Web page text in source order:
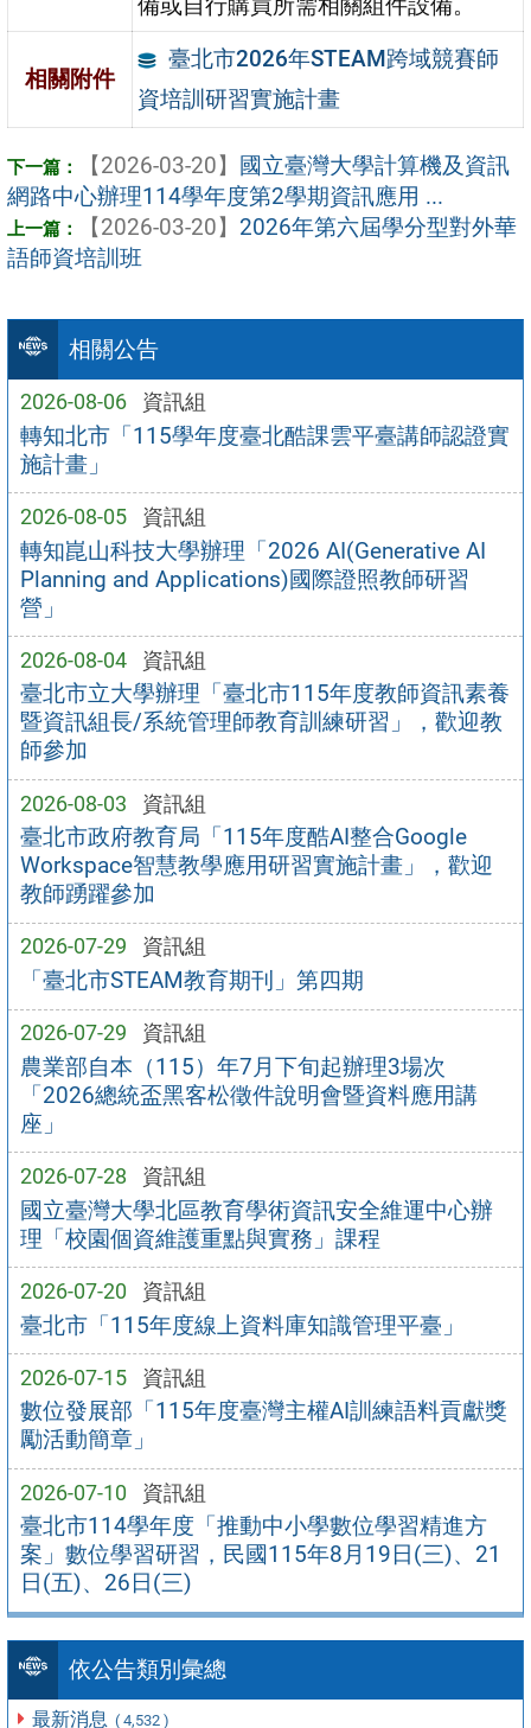
相關公告
2026-08-06 資訊組
轉知北市「115學年度臺北酷課雲平臺講師認證實
施計畫」
2026-08-05 資訊組
轉知崑山科技大學辦理「2026 AI(Generative AI
Planning and Applications)國際證照教師研習
營」
2026-08-04 資訊組
臺北市立大學辦理「臺北市115年度教師資訊素養
暨資訊組長/系統管理師教育訓練研習」，歡迎教
師參加
2026-08-03 資訊組
臺北市政府教育局「115年度酷AI整合Google
Workspace智慧教學應用研習實施計畫」，歡迎
教師踴躍參加
2026-07-29 資訊組
「臺北市STEAM教育期刊」第四期
2026-07-29 資訊組
農業部自本（115）年7月下旬起辦理3場次
「2026總統盃黑客松徵件說明會暨資料應用講
座」
2026-07-28 資訊組
國立臺灣大學北區教育學術資訊安全維運中心辦
理「校園個資維護重點與實務」課程
2026-07-20 資訊組
臺北市「115年度線上資料庫知識管理平臺」
2026-07-15 資訊組
數位發展部「115年度臺灣主權AI訓練語料貢獻獎
勵活動簡章」
2026-07-10 資訊組
臺北市114學年度「推動中小學數位學習精進方
案」數位學習研習，民國115年8月19日(三)、21
日(五)、26日(三)
依公告類別彙總
最新消息 ( 4,532 )
相關附件
臺北市2026年STEAM跨域競賽師
資培訓研習實施計畫
【2026-03-20】 國立臺灣大學計算機及資訊
網路中心辦理114學年度第2學期資訊應用 ...
【2026-03-20】 2026年第六屆學分型對外華
語師資培訓班